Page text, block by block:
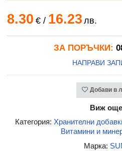
8.30 €/ 16.23 лв.
ЗА ПОРЪЧКИ:
НАПРАВИ
Добави в
Виж
Категория: Хранителни
Витамини и
Марка: